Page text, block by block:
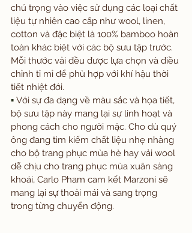
chú trọng vào việc sử dụng các loại chất
liệu tự nhiên cao cấp như wool, linen,
cotton và đặc biệt là 100% bamboo hoàn
toàn khác biệt với các bộ sưu tập trước.
Mỗi thước vải đều được lựa chọn và điều
chỉnh tỉ mỉ để phù hợp với khí hậu thời
tiết nhiệt đới.
▪️ Với sự đa dạng về màu sắc và họa tiết,
bộ sưu tập này mang lại sự linh hoạt và
phong cách cho người mặc. Cho dù quý
ông đang tìm kiếm chất liệu nhẹ nhàng
cho bộ trang phục mùa hè hay vải wool
dễ chịu cho trang phục mùa xuân sảng
khoái, Carlo Pham cam kết Marzoni sẽ
mang lại sự thoải mái và sang trọng
trong từng chuyển động.